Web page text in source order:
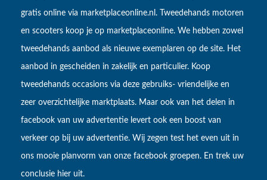
gratis online via marketplaceonline.nl. Tweedehands motoren
en scooters koop je op marketplaceonline. We hebben zowel
tweedehands aanbod als nieuwe exemplaren op de site. Het
aanbod in gescheiden in zakelijk en particulier. Koop
tweedehands occasions via deze gebruiks- vriendelijke en
zeer overzichtelijke marktplaats. Maar ook van het delen in
facebook van uw advertentie levert ook een boost van
verkeer op bij uw advertentie. Wij zegen test het even uit in
ons mooie planvorm van onze facebook groepen. En trek uw
conclusie hier uit.